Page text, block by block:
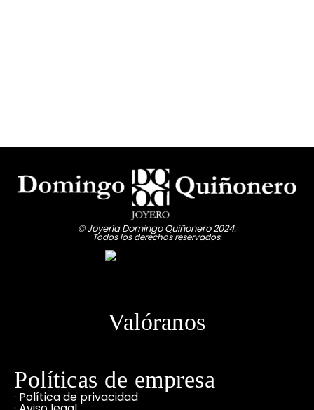
© Joyería Domingo Quiñonero 2024.
Todos los derechos reservados.
Valóranos
Políticas de empresa
· Política de privacidad